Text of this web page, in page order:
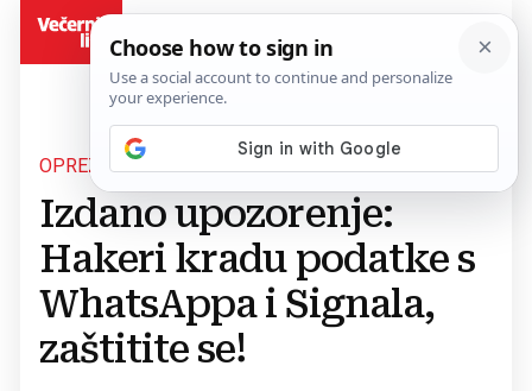
OPREZ
Izdano upozorenje:
Hakeri kradu podatke s
WhatsAppa i Signala,
zaštitite se!